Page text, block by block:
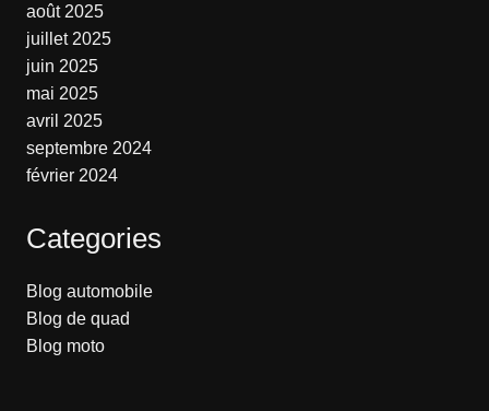
août 2025
juillet 2025
juin 2025
mai 2025
avril 2025
septembre 2024
février 2024
Categories
Blog automobile
Blog de quad
Blog moto